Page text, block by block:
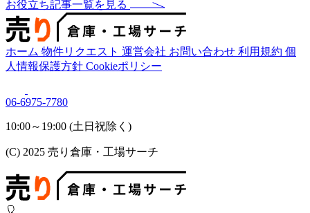
お役立ち記事一覧を見る
ホーム 物件リクエスト 運営会社 お問い合わせ 利用規約 個
人情報保護方針 Cookieポリシー
06-6975-7780
10:00～19:00 (土日祝除く)
(C) 2025 売り倉庫・工場サーチ